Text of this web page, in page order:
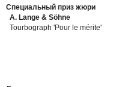
Специальный приз жюри
A. Lange & Söhne
Tourbograph 'Pour le mérite'